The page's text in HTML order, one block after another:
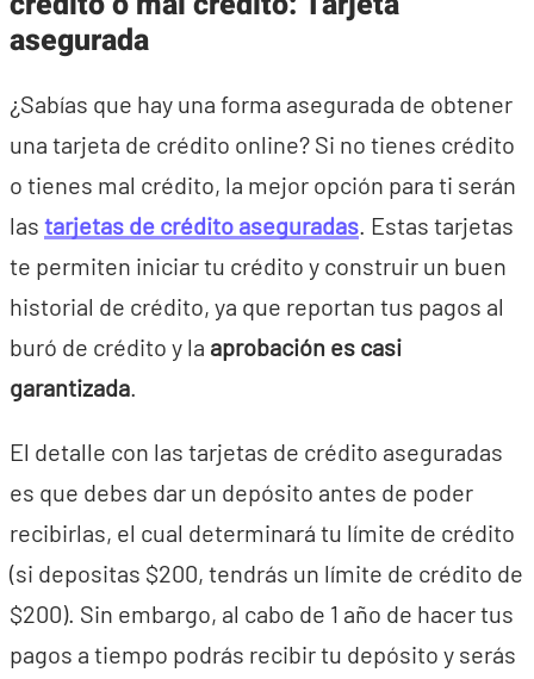
asegurada
¿Sabías que hay una forma asegurada de obtener
una tarjeta de crédito online? Si no tienes crédito
o tienes mal crédito, la mejor opción para ti serán
las tarjetas de crédito aseguradas. Estas tarjetas
te permiten iniciar tu crédito y construir un buen
historial de crédito, ya que reportan tus pagos al
buró de crédito y la aprobación es casi
garantizada.
El detalle con las tarjetas de crédito aseguradas
es que debes dar un depósito antes de poder
recibirlas, el cual determinará tu límite de crédito
(si depositas $200, tendrás un límite de crédito de
$200). Sin embargo, al cabo de 1 año de hacer tus
pagos a tiempo podrás recibir tu depósito y serás